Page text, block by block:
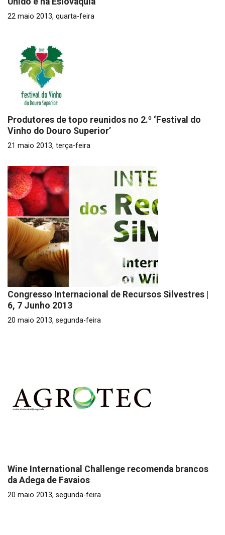
22 maio 2013, quarta-feira
Produtores de topo reunidos no 2.º ‘Festival do
Vinho do Douro Superior’
21 maio 2013, terça-feira
Congresso Internacional de Recursos Silvestres |
6, 7 Junho 2013
20 maio 2013, segunda-feira
Wine International Challenge recomenda brancos
da Adega de Favaios
20 maio 2013, segunda-feira